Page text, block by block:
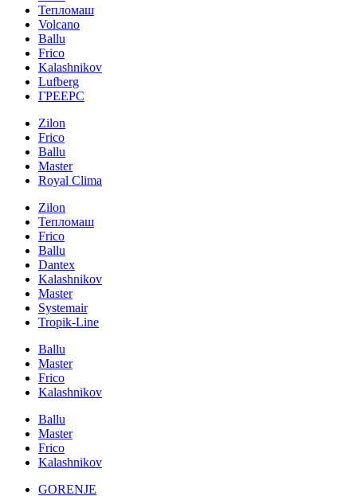
Тепломаш
Volcano
Ballu
Frico
Kalashnikov
Lufberg
ГРЕЕРС
Zilon
Frico
Ballu
Master
Royal Clima
Zilon
Тепломаш
Frico
Ballu
Dantex
Kalashnikov
Master
Systemair
Tropik-Line
Ballu
Master
Frico
Kalashnikov
Ballu
Master
Frico
Kalashnikov
GORENJE